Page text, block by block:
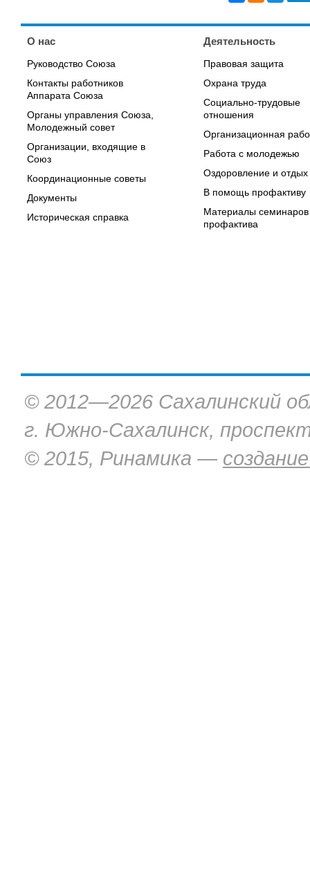
О нас
Руководство Союза
Контакты работников
Аппарата Союза
Органы управления Союза,
Молодежный совет
Организации, входящие в
Союз
Координационные советы
Документы
Историческая справка
Деятельность
Правовая защита
Охрана труда
Социально-трудовые
отношения
Организационная
Работа с молодежью
Оздоровление и отдых
В помощь профактиву
Материалы
профактива
© 2012—2026 Сахалинский
г. Южно-Сахалинск,
© 2015, Ринамика —